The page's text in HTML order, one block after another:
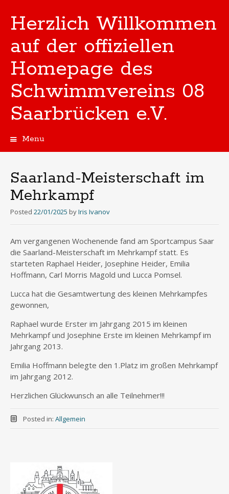
Herzlich Willkommen
auf der offiziellen
Homepage des
Schwimmvereins 08
Saarbrücken e.V.
Menu
Saarland-Meisterschaft im
Mehrkampf
Posted 22/01/2025 byIris Ivanov
Am vergangenen Wochenende fand am Sportcampus Saar
die Saarland-Meisterschaft im Mehrkampf statt. Es
starteten Raphael Heider, Josephine Heider, Emilia
Hoffmann, Carl Morris Magold und Lucca Pomsel.
Lucca hat die Gesamtwertung des kleinen Mehrkampfes
gewonnen,
Raphael wurde Erster im Jahrgang 2015 im kleinen
Mehrkampf und Josephine Erste im kleinen Mehrkampf im
Jahrgang 2013.
Emilia Hoffmann belegte den 1.Platz im großen Mehrkampf
im Jahrgang 2012.
Herzlichen Glückwunsch an alle Teilnehmer!!!
Posted in: Allgemein